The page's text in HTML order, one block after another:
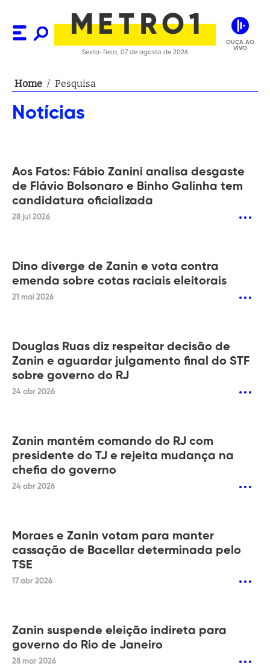
Sexta-feira, 07 de agosto de 2026
OUÇA AO
VIVO
Home / Pesquisa
Notícias
Aos Fatos: Fábio Zanini analisa desgaste
de Flávio Bolsonaro e Binho Galinha tem
candidatura oficializada
28 jul 2026
Dino diverge de Zanin e vota contra
emenda sobre cotas raciais eleitorais
21 mai 2026
Douglas Ruas diz respeitar decisão de
Zanin e aguardar julgamento final do STF
sobre governo do RJ
24 abr 2026
Zanin mantém comando do RJ com
presidente do TJ e rejeita mudança na
chefia do governo
24 abr 2026
Moraes e Zanin votam para manter
cassação de Bacellar determinada pelo
TSE
17 abr 2026
Zanin suspende eleição indireta para
governo do Rio de Janeiro
28 mar 2026